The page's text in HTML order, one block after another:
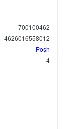
700100462
4626016558012
Posh
4